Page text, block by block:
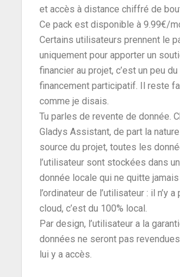
et accès à distance chiffré de
Ce pack est disponible à 9.99€/
Certains utilisateurs prennent le
uniquement pour apporter un
financier au projet, c’est un peu du
financement participatif. Il reste
comme je disais.
Tu parles de revente de donnée.
Gladys Assistant, de part la
source du projet, toutes les
l’utilisateur sont stockées dans
donnée locale qui ne quitte jamais
l’ordinateur de l’utilisateur : il n’y a
cloud, c’est du 100% local.
Par design, l’utilisateur a la
données ne seront pas
lui y a accès.